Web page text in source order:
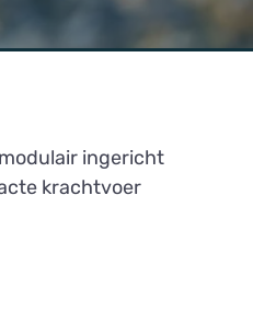
ingericht
krachtvoer